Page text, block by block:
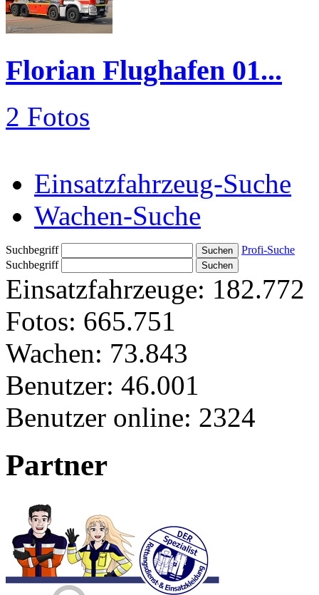
Florian Flughafen 01...
2 Fotos
Einsatzfahrzeug-Suche
Wachen-Suche
Suchbegriff
Profi-Suche
Suchbegriff
Einsatzfahrzeuge: 182.772
Fotos: 665.751
Wachen: 73.843
Benutzer: 46.001
Benutzer online: 2324
Partner